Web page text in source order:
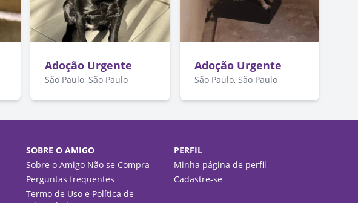
Adoção Urgente
São Paulo, São Paulo
Adoção Urgente
São Paulo, São Paulo
SOBRE O AMIGO
Sobre o Amigo Não se Compra
Perguntas frequentes
Termo de Uso e Política de
PERFIL
Minha página de perfil
Cadastre-se